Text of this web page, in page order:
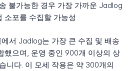
불가능한 경우 가장 가까운 Jadlog
소포를 수집할 가능성
서 Jadlog는 가장 큰 수집 및 배송
했으며, 운영 중인 900개 이상의 상
니다. 이 모세 작용은 약 300개의